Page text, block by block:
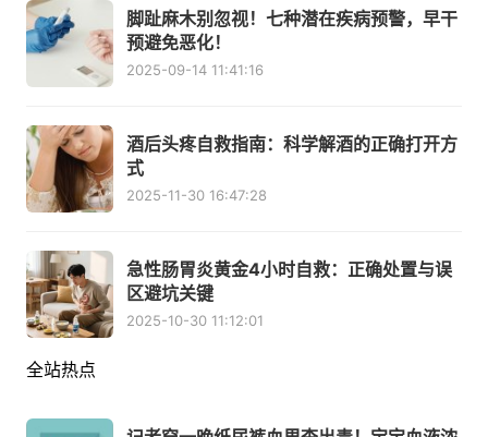
脚趾麻木别忽视！七种潜在疾病预警，早干
预避免恶化！
2025-09-14 11:41:16
酒后头疼自救指南：科学解酒的正确打开方
式
2025-11-30 16:47:28
急性肠胃炎黄金4小时自救：正确处置与误
区避坑关键
2025-10-30 11:12:01
全站热点